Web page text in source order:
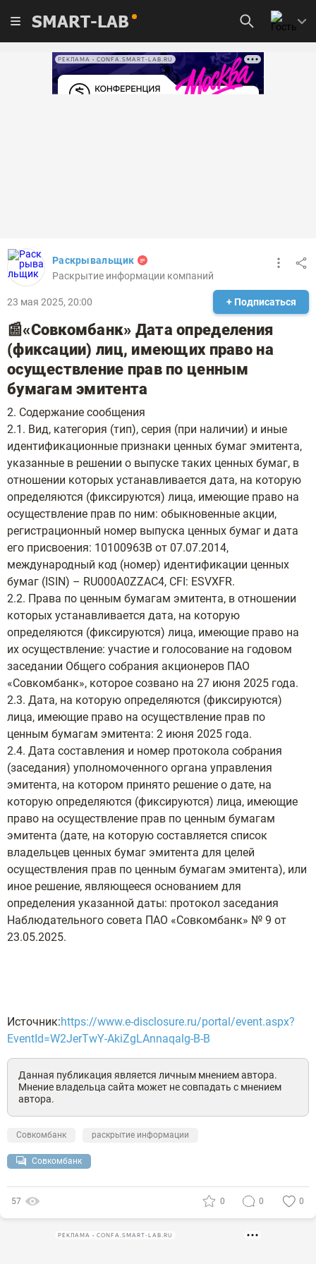
SMART-LAB
РЕКЛАМА • CONFA.SMART-LAB.RU
Раскрывальщик
Раскрытие информации компаний
23 мая 2025, 20:00 + Подписаться
📰«Совкомбанк» Дата определения
(фиксации) лиц, имеющих право на
осуществление прав по ценным
бумагам эмитента
2. Содержание сообщения
2.1. Вид, категория (тип), серия (при наличии) и иные
идентификационные признаки ценных бумаг эмитента,
указанные в решении о выпуске таких ценных бумаг, в
отношении которых устанавливается дата, на которую
определяются (фиксируются) лица, имеющие право на
осуществление прав по ним: обыкновенные акции,
регистрационный номер выпуска ценных бумаг и дата
его присвоения: 10100963B от 07.07.2014,
международный код (номер) идентификации ценных
бумаг (ISIN) – RU000A0ZZAC4, CFI: ESVXFR.
2.2. Права по ценным бумагам эмитента, в отношении
которых устанавливается дата, на которую
определяются (фиксируются) лица, имеющие право на
их осуществление: участие и голосование на годовом
заседании Общего собрания акционеров ПАО
«Совкомбанк», которое созвано на 27 июня 2025 года.
2.3. Дата, на которую определяются (фиксируются)
лица, имеющие право на осуществление прав по
ценным бумагам эмитента: 2 июня 2025 года.
2.4. Дата составления и номер протокола собрания
(заседания) уполномоченного органа управления
эмитента, на котором принято решение о дате, на
которую определяются (фиксируются) лица, имеющие
право на осуществление прав по ценным бумагам
эмитента (дате, на которую составляется список
владельцев ценных бумаг эмитента для целей
осуществления прав по ценным бумагам эмитента), или
иное решение, являющееся основанием для
определения указанной даты: протокол заседания
Наблюдательного совета ПАО «Совкомбанк» № 9 от
23.05.2025.
Источник:https://www.e-disclosure.ru/portal/event.aspx?
EventId=W2JerTwY-AkiZgLAnnaqalg-B-B
Данная публикация является личным мнением автора.
Мнение владельца сайта может не совпадать с мнением
автора.
Совкомбанк раскрытие информации
Совкомбанк
57 0 0 0
РЕКЛАМА • CONFA.SMART-LAB.RU